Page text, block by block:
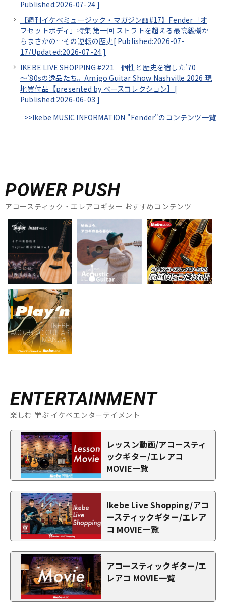
Published:2026-07-24 ]
【週刊イケベミュージック・マガジン📖#17】Fender「オ
フセットボディ」特集 第一回 ストラトを超える最高級機か
らまさかの…その逆転の歴史[ Published:2026-07-
17/Updated:2026-07-24 ]
IKEBE LIVE SHOPPING #221｜個性と歴史を宿した’70
～’80sの逸品たち。Amigo Guitar Show Nashville 2026 現
地買付品【presented by ベースコレクション】[
Published:2026-06-03 ]
>>Ikebe MUSIC INFORMATION "Fender"のコンテンツ一覧
POWER PUSH
アコースティック・エレアコギター おすすめコンテンツ
ENTERTAINMENT
楽しむ 学ぶ イケベエンターテイメント
レッスン動画/アコースティ
ックギター/エレアコ
MOVIE一覧
Ikebe Live Shopping/アコ
ースティックギター/エレア
コ MOVIE一覧
アコースティックギター/エ
レアコ MOVIE一覧